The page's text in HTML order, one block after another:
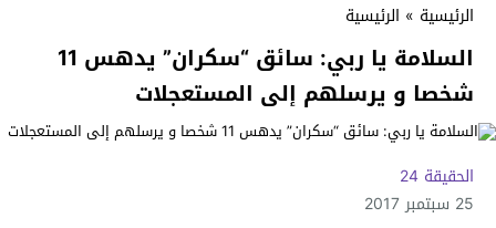
الرئيسية » الرئيسية
السلامة يا ربي: سائق “سكران” يدهس 11
شخصا و يرسلهم إلى المستعجلات
الحقيقة 24
25 سبتمبر 2017